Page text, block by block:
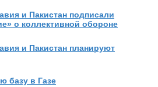
и Пакистан подписали
о коллективной обороне
и Пакистан планируют
базу в Газе